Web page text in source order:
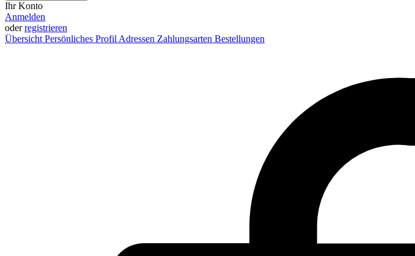
Ihr Konto
Anmelden
oderregistrieren
Übersicht Persönliches Profil Adressen Zahlungsarten Bestellungen